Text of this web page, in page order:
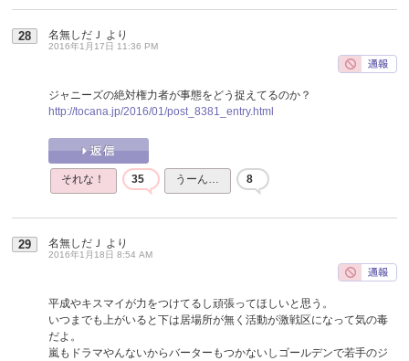
28 名無しだＪ より
2016年1月17日 11:36 PM
ジャニーズの絶対権力者が事態をどう捉えてるのか？
http://tocana.jp/2016/01/post_8381_entry.html
それな！ 35 うーん… 8
29 名無しだＪ より
2016年1月18日 8:54 AM
平成やキスマイが力をつけてるし頑張ってほしいと思う。
いつまでも上がいると下は居場所が無く活動が激戦区になって気の毒
だよ。
嵐もドラマやんないからバーターもつかないしゴールデンで若手のジ